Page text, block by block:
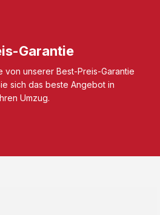
Garantie
von unserer Best-Preis-Garantie
sich das beste Angebot in
Umzug.